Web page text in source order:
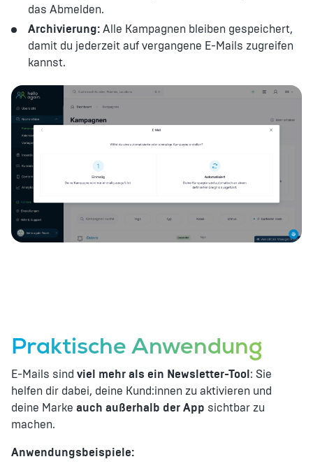
das Abmelden.
Archivierung: Alle Kampagnen bleiben gespeichert,
damit du jederzeit auf vergangene E-Mails zugreifen
kannst.
Praktische Anwendung
E-Mails sind viel mehr als ein Newsletter-Tool : Sie
helfen dir dabei, deine Kund:innen zu aktivieren und
deine Marke auch außerhalb der App sichtbar zu
machen.
Anwendungsbeispiele: